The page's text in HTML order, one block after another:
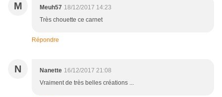
M Meuh57 18/12/2017 14:23
Très chouette ce carnet
Répondre
N Nanette 16/12/2017 21:08
Vraiment de très belles créations ...